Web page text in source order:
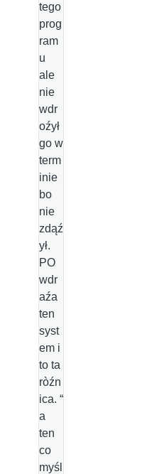
tego
prog
ram
u
ale
nie
wdr
oźył
go w
term
inie
bo
nie
zdąź
ył.
PO
wdr
aźa
ten
syst
em i
to ta
ròźn
ica. “
a
ten
co
myśl